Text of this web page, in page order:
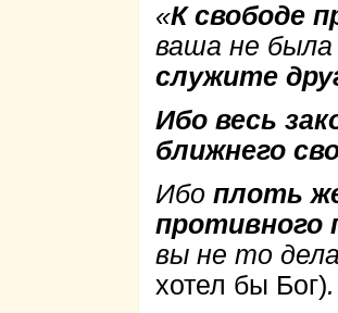
«К свободе
ваша не
служите
Ибо весь
ближнего
Ибо плоть
противного
вы не то
хотел бы Бог).